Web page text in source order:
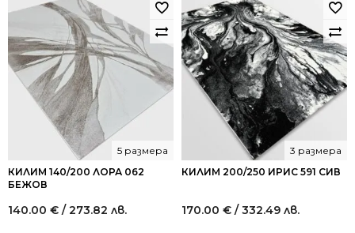
КИЛИМ 140/200 ЛОРА 062
БЕЖОВ
5 размера
140.00 € / 273.82 лв.
КИЛИМ 200/250 ИРИС 591 СИВ
3 размера
170.00 € / 332.49 лв.